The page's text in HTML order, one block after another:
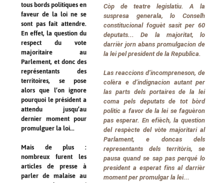
tous bords politiques en
faveur de la loi ne se
sont pas fait attendre.
En effet, la question du
respect du vote
majoritaire au
Parlement, et donc des
représentants des
territoires, se pose
alors que l’on ignore
pourquoi le président a
attendu jusqu’au
dernier moment pour
promulguer la loi...
Mais de plus :
nombreux furent les
articles de presse à
parler de malaise au
Còp de teatre legislatiu. A la
suspresa generala, lo Conselh
constitucional foguèt sasit per 60
deputats... De la majoritat, lo
darrièr jorn abans promulgacion de
la lei pel president de la Republica.
Las reaccions d’incompreneson, de
colèra e d’indignacion autant per
las parts dels portaires de la lei
coma pels deputats de tot bòrd
politic a favor de la lei se faguèron
pas esperar. En efièch, la question
del respècte del vòte majoritari al
Parlament, e doncas dels
representants dels territòris, se
pausa quand se sap pas perqué lo
president a esperat fins al darrièr
moment per promulgar la lei...